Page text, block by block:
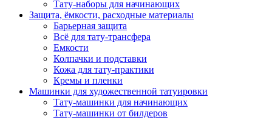
Тату-наборы для начинающих
Защита, ёмкости, расходные материалы
Барьерная защита
Всё для тату-трансфера
Емкости
Колпачки и подставки
Кожа для тату-практики
Кремы и пленки
Машинки для художественной татуировки
Тату-машинки для начинающих
Тату-машинки от билдеров